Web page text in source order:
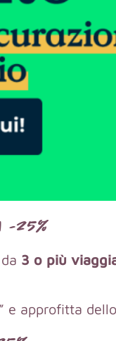
-25%
3 o più
e approfitta